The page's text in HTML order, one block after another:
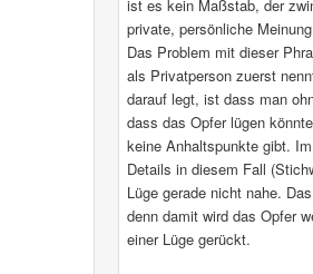
ist es kein Maßstab, der
private, persönliche
Das Problem mit dieser
als Privatperson zuerst
darauf legt, ist dass man
dass das Opfer lügen
keine Anhaltspunkte gibt.
Details in diesem Fall
Lüge gerade nicht nahe.
denn damit wird das Opfer
einer Lüge gerückt.